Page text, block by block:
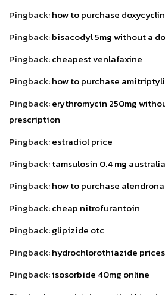
Pingback:how to purchase
Pingback:bisacodyl 5mg without a
Pingback:cheapest venlafaxine
Pingback:how to purchase
Pingback:erythromycin 250mg
prescription
Pingback:estradiol price
Pingback:tamsulosin 0.4 mg australia
Pingback:how to purchase
Pingback:cheap nitrofurantoin
Pingback:glipizide otc
Pingback:hydrochlorothiazide prices
Pingback:isosorbide 40mg online